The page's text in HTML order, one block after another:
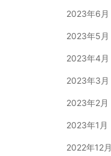
2023年6月
2023年5月
2023年4月
2023年3月
2023年2月
2023年1月
2022年12月